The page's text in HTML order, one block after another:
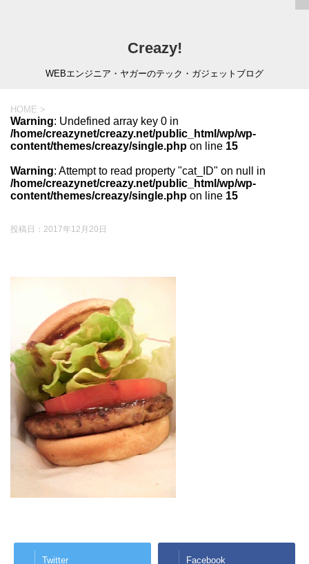
Creazy!
WEBエンジニア・ヤガーのテック・ガジェットブログ
HOME >
Warning: Undefined array key 0 in
/home/creazynet/creazy.net/public_html/wp/wp-
content/themes/creazy/single.php on line 15
Warning: Attempt to read property "cat_ID" on null in
/home/creazynet/creazy.net/public_html/wp/wp-
content/themes/creazy/single.php on line 15
投稿日： 2017年12月20日
Twitter Facebook